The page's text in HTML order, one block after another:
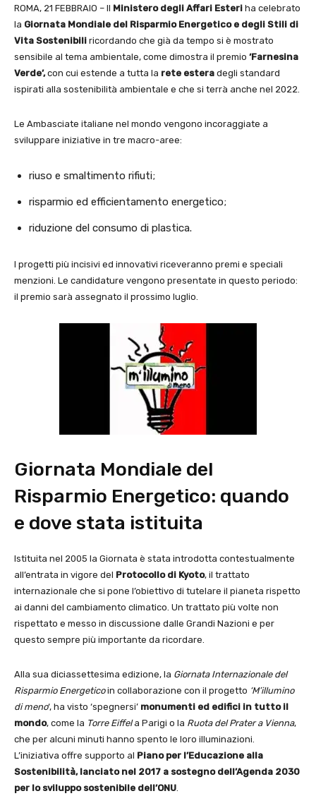
ROMA, 21 FEBBRAIO – Il Ministero degli Affari Esteri ha celebrato
la Giornata Mondiale del Risparmio Energetico e degli Stili di
Vita Sostenibili ricordando che già da tempo si è mostrato
sensibile al tema ambientale, come dimostra il premio ‘Farnesina
Verde’,con cui estende a tutta la rete estera degli standard
ispirati alla sostenibilità ambientale e che si terrà anche nel 2022.
Le Ambasciate italiane nel mondo vengono incoraggiate a
sviluppare iniziative in tre macro-aree:
riuso e smaltimento rifiuti;
risparmio ed efficientamento energetico;
riduzione del consumo di plastica.
I progetti più incisivi ed innovativi riceveranno premi e speciali
menzioni. Le candidature vengono presentate in questo periodo:
il premio sarà assegnato il prossimo luglio.
Giornata Mondiale del
Risparmio Energetico: quando
e dove stata istituita
Istituita nel 2005 la Giornata è stata introdotta contestualmente
all’entrata in vigore del Protocollo di Kyoto, il trattato
internazionale che si pone l’obiettivo di tutelare il pianeta rispetto
ai danni del cambiamento climatico. Un trattato più volte non
rispettato e messo in discussione dalle Grandi Nazioni e per
questo sempre più importante da ricordare.
Alla sua diciassettesima edizione, la Giornata Internazionale del
Risparmio Energeticoin collaborazione con il progetto ‘M’illumino
di meno‘, ha visto ‘spegnersi’ monumenti ed edifici in tutto il
mondo, come la Torre Eiffela Parigi o la Ruota del Prater a Vienna,
che per alcuni minuti hanno spento le loro illuminazioni.
L’iniziativa offre supporto al Piano per l’Educazione alla
Sostenibilità, lanciato nel 2017 a sostegno dell’Agenda 2030
per lo sviluppo sostenibile dell’ONU